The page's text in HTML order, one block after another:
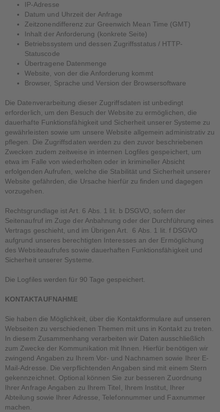
IP-Adresse
Datum und Uhrzeit der Anfrage
Zeitzonendifferenz zur Greenwich Mean Time (GMT)
Inhalt der Anforderung (konkrete Seite)
Betriebssystem und dessen Zugriffsstatus / HTTP-
Statuscode
Übertragene Datenmenge
Website, von der die Anforderung kommt
Browser, Sprache und Version der Browsersoftware
Die Datenverarbeitung dieser Zugriffsdaten ist unbedingt
erforderlich, um den Besuch der Website zu ermöglichen, die
dauerhafte Funktionsfähigkeit und Sicherheit unserer Systeme zu
gewährleisten sowie um unsere Website allgemein administrativ zu
pflegen. Die Zugriffsdaten werden zu den zuvor beschriebenen
Zwecken zudem zeitweise in internen Logfiles gespeichert, um
etwa im Falle von wiederholten oder in krimineller Absicht
erfolgenden Aufrufen, welche die Stabilität und Sicherheit unserer
Website gefährden, die Ursache hierfür zu finden und dagegen
vorzugehen.
Rechtsgrundlage ist Art. 6 Abs. 1 lit. b DSGVO, sofern der
Seitenaufruf im Zuge der Anbahnung oder der Durchführung eines
Vertrags geschieht, und im Übrigen Art. 6 Abs. 1 lit. f DSGVO
aufgrund unseres berechtigten Interesses an der Ermöglichung
des Websiteaufrufes sowie dauerhaften Funktionsfähigkeit und
Sicherheit unserer Systeme.
Die Logfiles werden für 90 Tage gespeichert.
KONTAKTAUFNAHME
Sie haben die Möglichkeit, über die Kontaktformulare auf unseren
Webseiten zu verschiedenen Themen mit uns in Kontakt zu treten.
In diesem Zusammenhang verarbeiten wir Daten ausschließlich
zum Zwecke der Kommunikation mit Ihnen. Hierfür benötigen wir
zwingend Angaben zu Ihrem Vor- und Nachnamen sowie Ihrer E-
Mail-Adresse. Die verpflichtenden Angaben sind mit einem Stern
gekennzeichnet. Optional können Sie zur besseren Zuordnung
Ihrer Anfrage Angaben zu Ihrem Titel, Ihrem Institut, Ihrer
Abteilung sowie Ihrer Adresse, Telefonnummer und Faxnummer
machen.